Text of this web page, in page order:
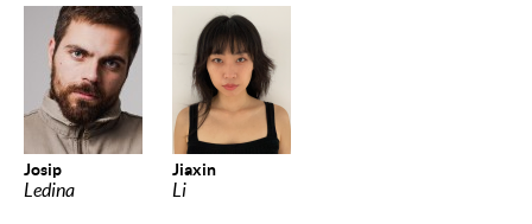
Josip
Ledina
Jiaxin
Li